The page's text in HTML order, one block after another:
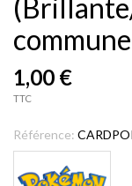
1,00 €
TTC
Référence: